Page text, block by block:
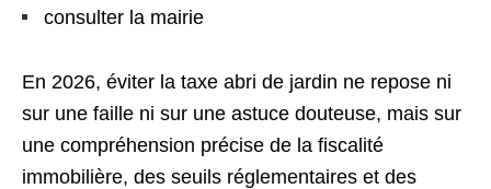
consulter la mairie
En 2026, éviter la taxe abri de jardin ne repose ni
sur une faille ni sur une astuce douteuse, mais sur
une compréhension précise de la fiscalité
immobilière, des seuils réglementaires et des